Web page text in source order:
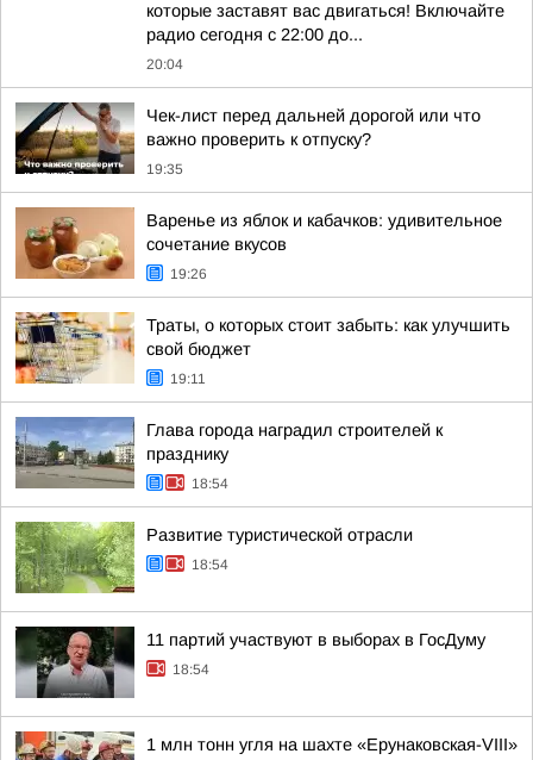
которые заставят вас двигаться! Включайте
радио сегодня с 22:00 до...
20:04
Чек-лист перед дальней дорогой или что
важно проверить к отпуску?
19:35
Варенье из яблок и кабачков: удивительное
сочетание вкусов
19:26
Траты, о которых стоит забыть: как улучшить
свой бюджет
19:11
Глава города наградил строителей к
празднику
18:54
Развитие туристической отрасли
18:54
11 партий участвуют в выборах в ГосДуму
18:54
1 млн тонн угля на шахте «Ерунаковская-VIII»